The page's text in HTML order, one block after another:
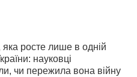
росте лише в одній
науковці
чи пережила вона війну